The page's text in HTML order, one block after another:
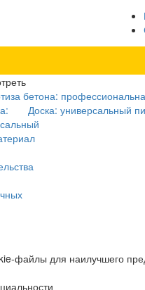
бетона:
Доска: универсальный
файлы для наилучшего